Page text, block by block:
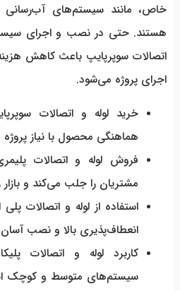
خاص، مانند سیستم‌های
هستند. حتی در نصب و اجرای
اتصالات سوپرپایپ باعث کاهش
اجرای پروژه می‌شود.
خرید لوله و اتصالات
هماهنگی محصول با نیاز
فروش لوله و اتصالات
مشتریان را جلب می‌کند و
استفاده از لوله و اتصالات
انعطاف‌پذیری بالا و نصب
کاربرد لوله و اتصالات
سیستم‌های متوسط و کوچک